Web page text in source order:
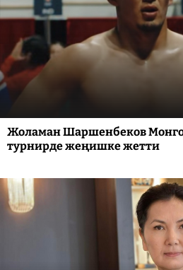
Жоламан Шаршенбеков
турнирде жеңишке жетти